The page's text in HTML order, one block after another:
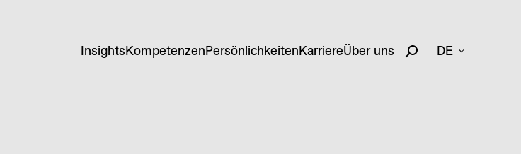
InsightsKompetenzenPersönlichkeitenKarriereÜber uns DE